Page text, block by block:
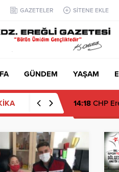
GAZETELER SİTENE EKLE
GÜNDEM YAŞAM
14:18 CHP